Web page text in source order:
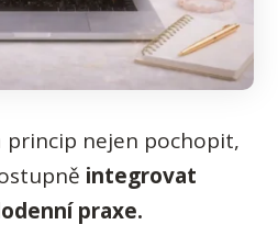
princip nejen pochopit,
integrovat
praxe.